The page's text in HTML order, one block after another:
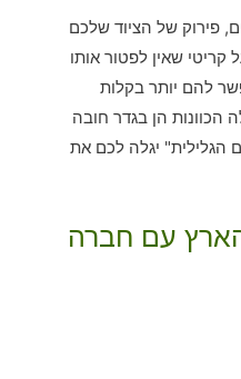
פירוק של הציוד שלכם
שאין לפטור אותו
להם יותר בקלות
הכוונות הן בגדר חובה
הגלילית" יגלה לכם את
הארץ עם חברה